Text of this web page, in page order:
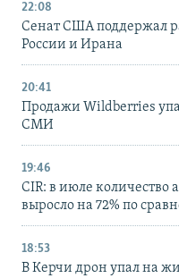
22:08
Сенат США поддержал
России и Ирана
20:41
Продажи Wildberries
СМИ
19:46
CIR: в июле количество
выросло на 72% по
18:53
В Керчи дрон упал на